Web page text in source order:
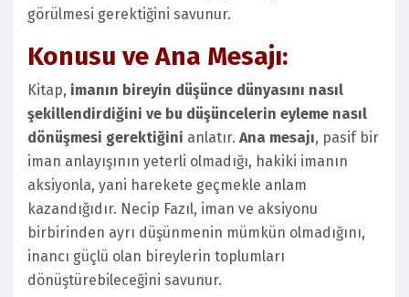
görülmesi gerektiğini savunur.
Konusu ve Ana Mesajı:
Kitap, imanın bireyin düşünce dünyasını nasıl
şekillendirdiğini ve bu düşüncelerin eyleme nasıl
dönüşmesi gerektiğini anlatır. Ana mesajı, pasif bir
iman anlayışının yeterli olmadığı, hakiki imanın
aksiyonla, yani harekete geçmekle anlam
kazandığıdır. Necip Fazıl, iman ve aksiyonu
birbirinden ayrı düşünmenin mümkün olmadığını,
inancı güçlü olan bireylerin toplumları
dönüştürebileceğini savunur.